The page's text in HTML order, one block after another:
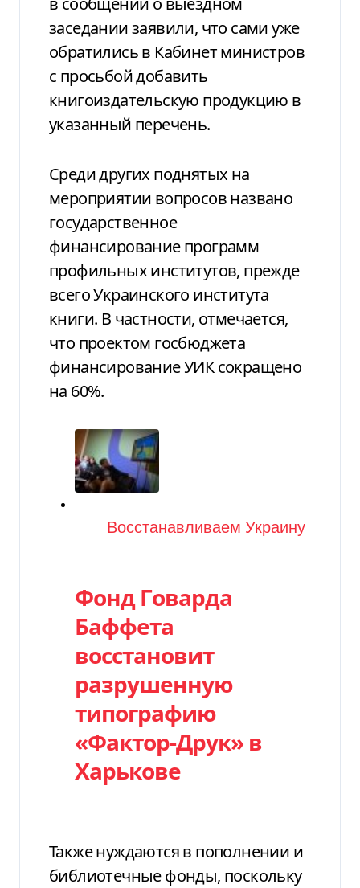
заседании заявили, что сами уже
обратились в Кабинет министров
с просьбой добавить
книгоиздательскую продукцию в
указанный перечень.
Среди других поднятых на
мероприятии вопросов названо
государственное
финансирование программ
профильных институтов, прежде
всего Украинского института
книги. В частности, отмечается,
что проектом госбюджета
финансирование УИК сокращено
на 60%.
Категория
Восстанавливаем Украину
Фонд Говарда
Баффета
восстановит
разрушенную
типографию
«Фактор-Друк» в
Харькове
Также нуждаются в пополнении и
библиотечные фонды, поскольку